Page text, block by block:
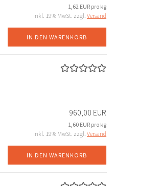
1,62 EUR pro kg
inkl. 19% MwSt. zzgl. Versand
IN DEN WARENKORB
960,00 EUR
1,60 EUR pro kg
inkl. 19% MwSt. zzgl. Versand
IN DEN WARENKORB